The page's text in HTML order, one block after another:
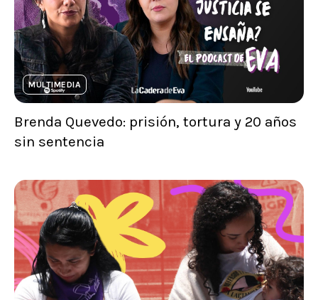
MULTIMEDIA
Brenda Quevedo: prisión, tortura y 20 años
sin sentencia